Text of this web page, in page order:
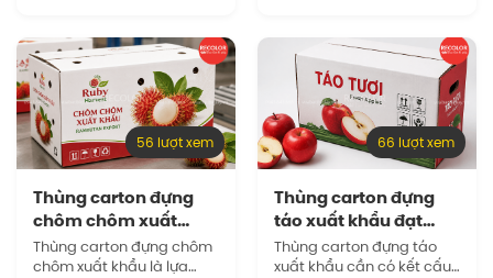
đóng gói, xếp pallet, lưu
kho lạnh và…
vặn với sản phẩm, giúp
doanh nghiệp kiểm soát…
56 lượt xem
Thùng carton đựng
chôm chôm xuất
khẩu sản xuất uy…
Thùng carton đựng chôm
chôm xuất khẩu là lựa
66 lượt xem
Thùng carton đựng
táo xuất khẩu đạt
chuẩn đóng gói…
Thùng carton đựng táo
xuất khẩu cần có kết cấu